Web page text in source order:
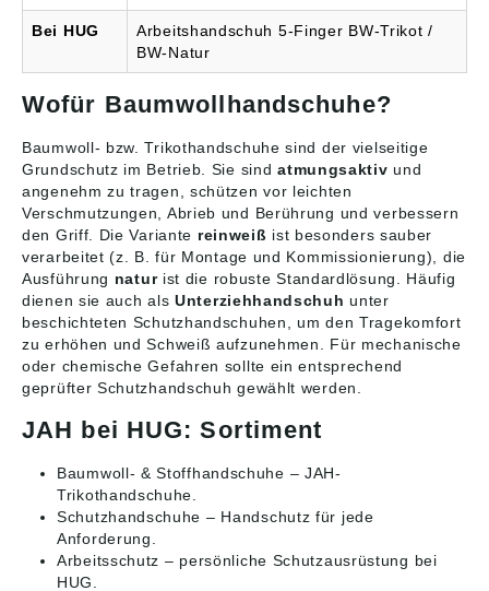
Bei HUG
Arbeitshandschuh 5-Finger BW-Trikot /
BW-Natur
Wofür Baumwollhandschuhe?
Baumwoll- bzw. Trikothandschuhe sind der vielseitige
Grundschutz im Betrieb. Sie sindatmungsaktiv und
angenehm zu tragen, schützen vor leichten
Verschmutzungen, Abrieb und Berührung und verbessern
den Griff. Die Variante reinweiß ist besonders sauber
verarbeitet (z. B. für Montage und Kommissionierung), die
Ausführung naturist die robuste Standardlösung. Häufig
dienen sie auch als Unterziehhandschuh unter
beschichteten Schutzhandschuhen, um den Tragekomfort
zu erhöhen und Schweiß aufzunehmen. Für mechanische
oder chemische Gefahren sollte ein entsprechend
geprüfter Schutzhandschuh gewählt werden.
JAH bei HUG: Sortiment
Baumwoll- & Stoffhandschuhe – JAH-
Trikothandschuhe.
Schutzhandschuhe – Handschutz für jede
Anforderung.
Arbeitsschutz – persönliche Schutzausrüstung bei
HUG.